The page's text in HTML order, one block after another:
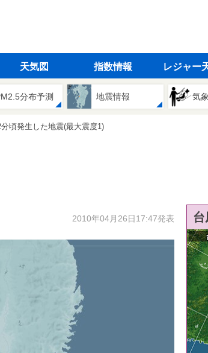
天気図 指数情報 レジャー
分布予測 地震情報 気
分頃発生した地震(最大震度1)
2010年04月26日17:47発表